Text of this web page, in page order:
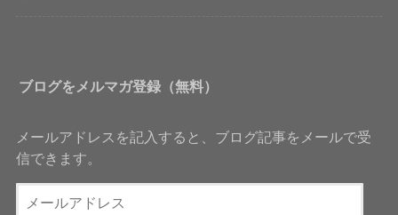
ブログをメルマガ登録（無料）
メールアドレスを記入すると、ブログ記事をメールで受
信できます。